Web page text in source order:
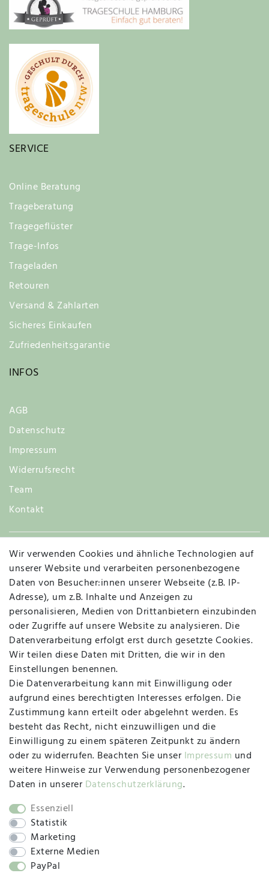
SERVICE
Online Beratung
Trageberatung
Tragegeflüster
Trage-Infos
Trageladen
Retouren
Versand & Zahlarten
Sicheres Einkaufen
Zufriedenheitsgarantie
INFOS
AGB
Datenschutz
Impressum
Widerrufsrecht
Team
Kontakt
Widerruf
Vertrag widerrufen Kontakt
MAPALI VOR ORT
Herzogstraße 10
47533 Kleve
Montag, Dienstag, Donnerstag, Freitag
09:00 Uhr bis 13:00 Uhr
Mittwoch
09:00 Uhr bis 12:00 Uhr
SOCIAL
Wir verwenden Cookies und ähnliche Technologien auf
unserer Website und verarbeiten personenbezogene
Daten von Besucher:innen unserer Webseite (z.B. IP-
Adresse), um z.B. Inhalte und Anzeigen zu
personalisieren, Medien von Drittanbietern einzubinden
oder Zugriffe auf unsere Website zu analysieren. Die
Datenverarbeitung erfolgt erst durch gesetzte Cookies.
Wir teilen diese Daten mit Dritten, die wir in den
Einstellungen benennen.
Die Datenverarbeitung kann mit Einwilligung oder
aufgrund eines berechtigten Interesses erfolgen. Die
Zustimmung kann erteilt oder abgelehnt werden. Es
besteht das Recht, nicht einzuwilligen und die
Einwilligung zu einem späteren Zeitpunkt zu ändern
oder zu widerrufen. Beachten Sie unser Impressum und
weitere Hinweise zur Verwendung personenbezogener
Daten in unserer Daten­schutz­erklärung.
Essenziell
Statistik
Marketing
Externe Medien
PayPal